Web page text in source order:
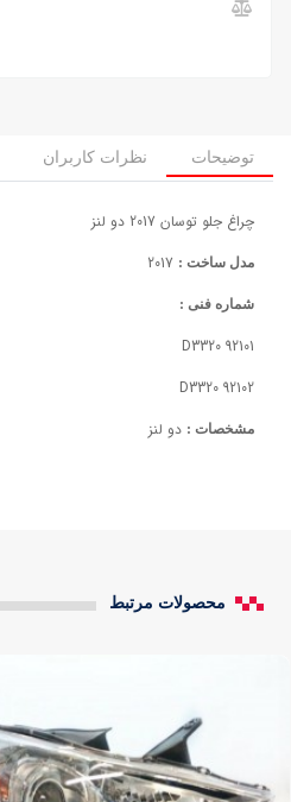
توضیحات نظرات کاربران
چراغ جلو توسان 2017 دو لنز
مدل ساخت :
شماره فنی :
92101 D3320
92102 D3320
مشخصات : دو لنز
محصولات مرتبط